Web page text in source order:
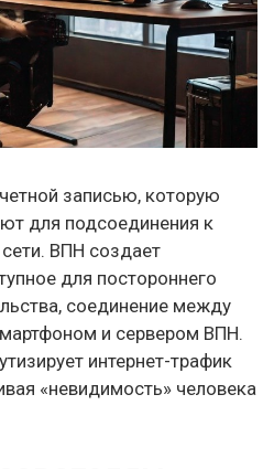
записью, которую
для подсоединения к
ВПН создает
для постороннего
соединение между
и сервером ВПН.
интернет-трафик
«невидимость» человека